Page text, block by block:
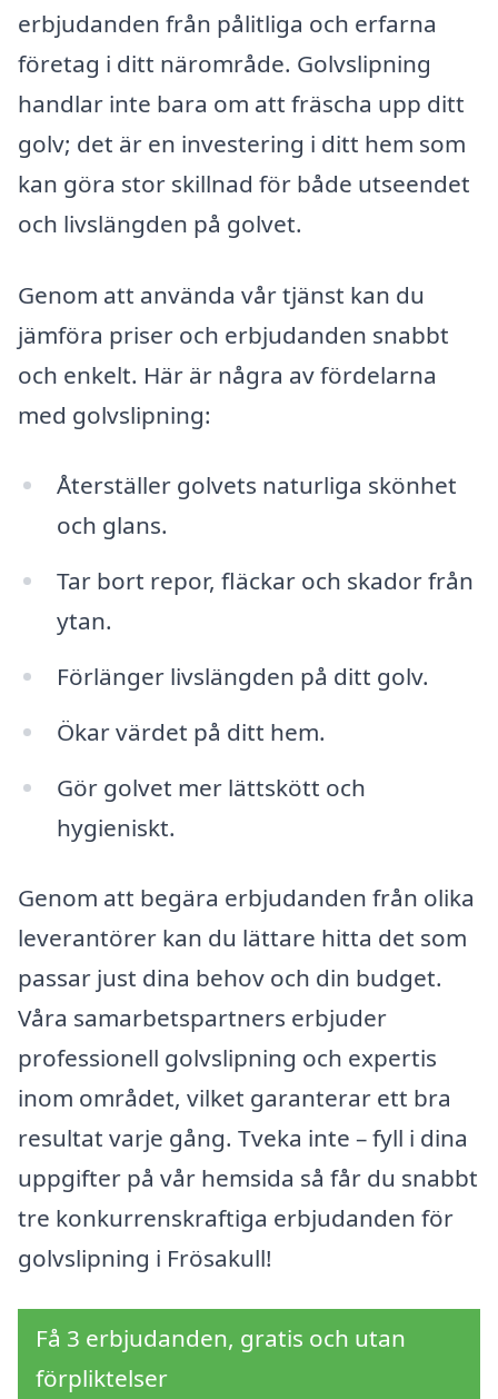
erbjudanden från pålitliga och erfarna
företag i ditt närområde. Golvslipning
handlar inte bara om att fräscha upp ditt
golv; det är en investering i ditt hem som
kan göra stor skillnad för både utseendet
och livslängden på golvet.
Genom att använda vår tjänst kan du
jämföra priser och erbjudanden snabbt
och enkelt. Här är några av fördelarna
med golvslipning:
Återställer golvets naturliga skönhet
och glans.
Tar bort repor, fläckar och skador från
ytan.
Förlänger livslängden på ditt golv.
Ökar värdet på ditt hem.
Gör golvet mer lättskött och
hygieniskt.
Genom att begära erbjudanden från olika
leverantörer kan du lättare hitta det som
passar just dina behov och din budget.
Våra samarbetspartners erbjuder
professionell golvslipning och expertis
inom området, vilket garanterar ett bra
resultat varje gång. Tveka inte – fyll i dina
uppgifter på vår hemsida så får du snabbt
tre konkurrenskraftiga erbjudanden för
golvslipning i Frösakull!
Få 3 erbjudanden, gratis och utan
förpliktelser